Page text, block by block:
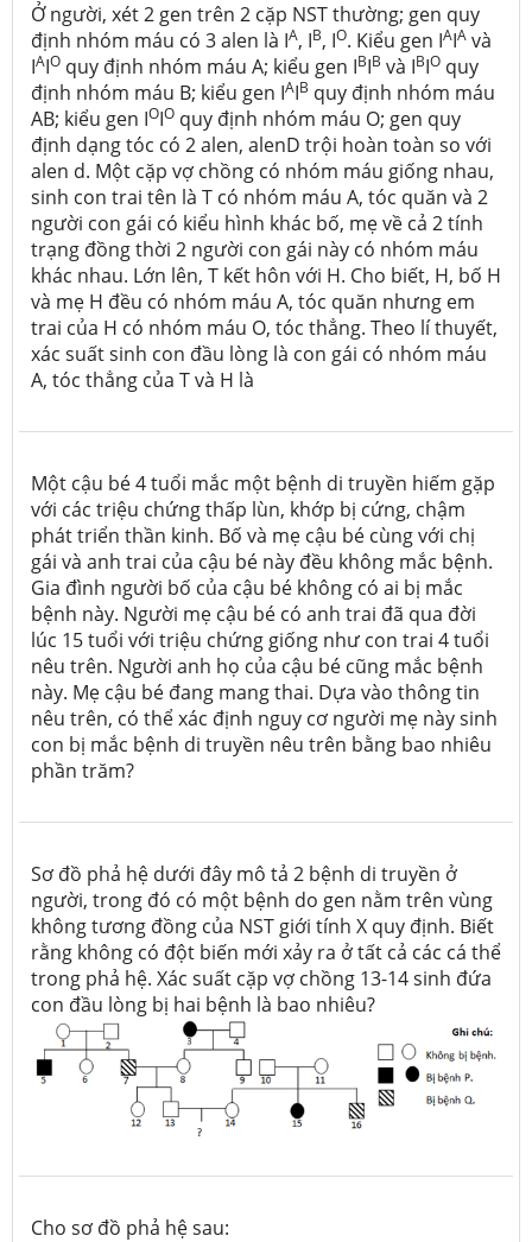
Ở người, xét 2 gen trên 2 cặp NST thường; gen quy
định nhóm máu có 3 alen là IA, IB, IO. Kiểu gen IAIA và
IAIO quy định nhóm máu A; kiểu gen IBIB và IBIO quy
định nhóm máu B; kiểu gen IAIB quy định nhóm máu
AB; kiểu gen IOIO quy định nhóm máu O; gen quy
định dạng tóc có 2 alen, alenD trội hoàn toàn so với
alen d. Một cặp vợ chồng có nhóm máu giống nhau,
sinh con trai tên là T có nhóm máu A, tóc quăn và 2
người con gái có kiểu hình khác bố, mẹ về cả 2 tính
trạng đồng thời 2 người con gái này có nhóm máu
khác nhau. Lớn lên, T kết hôn với H. Cho biết, H, bố H
và mẹ H đều có nhóm máu A, tóc quăn nhưng em
trai của H có nhóm máu O, tóc thẳng. Theo lí thuyết,
xác suất sinh con đầu lòng là con gái có nhóm máu
A, tóc thẳng của T và H là
Một cậu bé 4 tuổi mắc một bệnh di truyền hiếm gặp
với các triệu chứng thấp lùn, khớp bị cứng, chậm
phát triển thần kinh. Bố và mẹ cậu bé cùng với chị
gái và anh trai của cậu bé này đều không mắc bệnh.
Gia đình người bố của cậu bé không có ai bị mắc
bệnh này. Người mẹ cậu bé có anh trai đã qua đời
lúc 15 tuổi với triệu chứng giống như con trai 4 tuổi
nêu trên. Người anh họ của cậu bé cũng mắc bệnh
này. Mẹ cậu bé đang mang thai. Dựa vào thông tin
nêu trên, có thể xác định nguy cơ người mẹ này sinh
con bị mắc bệnh di truyền nêu trên bằng bao nhiêu
phần trăm?
Sơ đồ phả hệ dưới đây mô tả 2 bệnh di truyền ở
người, trong đó có một bệnh do gen nằm trên vùng
không tương đồng của NST giới tính X quy định. Biết
rằng không có đột biến mới xảy ra ở tất cả các cá thể
trong phả hệ. Xác suất cặp vợ chồng 13-14 sinh đứa
con đầu lòng bị hai bệnh là bao nhiêu?
Cho sơ đồ phả hệ sau: